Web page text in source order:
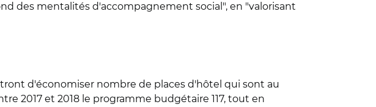
des mentalités d'accompagnement social", en "valorisant
d'économiser nombre de places d'hôtel qui sont au
2017 et 2018 le programme budgétaire 117, tout en